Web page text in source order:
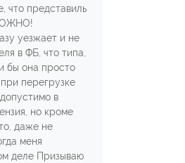
что представиль
уезжает и не
в ФБ, что типа,
бы она просто
перегрузке
в
но кроме
даже не
меня
деле Призываю